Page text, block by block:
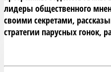
лидеры общественного
своими секретами,
стратегии парусных гонок,